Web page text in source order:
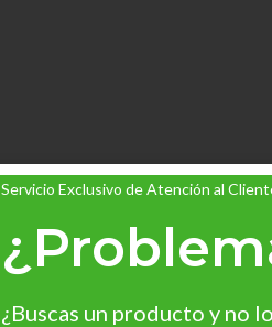
Servicio Exclusivo de Atención al
¿Buscas un producto y no lo